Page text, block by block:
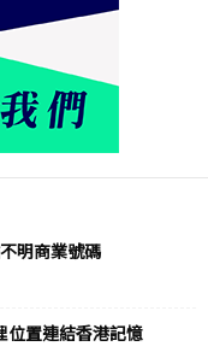
明商業號碼
位置連結香港記憶